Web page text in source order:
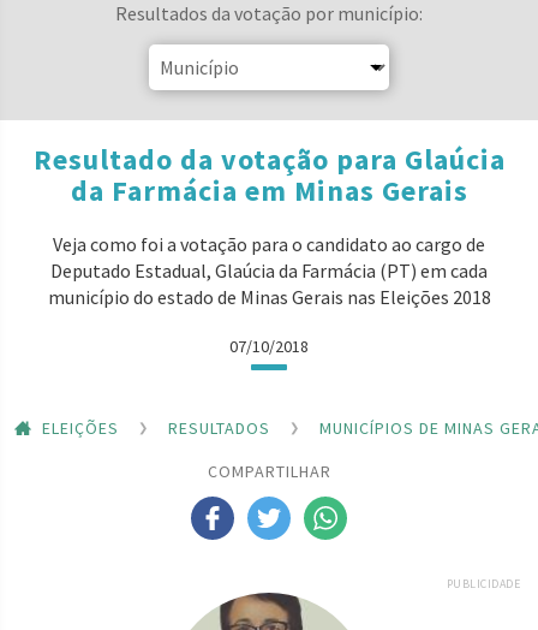
Resultados da votação por município:
Resultado da votação para Glaúcia
da Farmácia em Minas Gerais
Veja como foi a votação para o candidato ao cargo de
Deputado Estadual, Glaúcia da Farmácia (PT) em cada
município do estado de Minas Gerais nas Eleições 2018
07/10/2018
ELEIÇÕES RESULTADOS
MUNICÍPIOS DE MINAS
COMPARTILHAR
PUBLICIDADE